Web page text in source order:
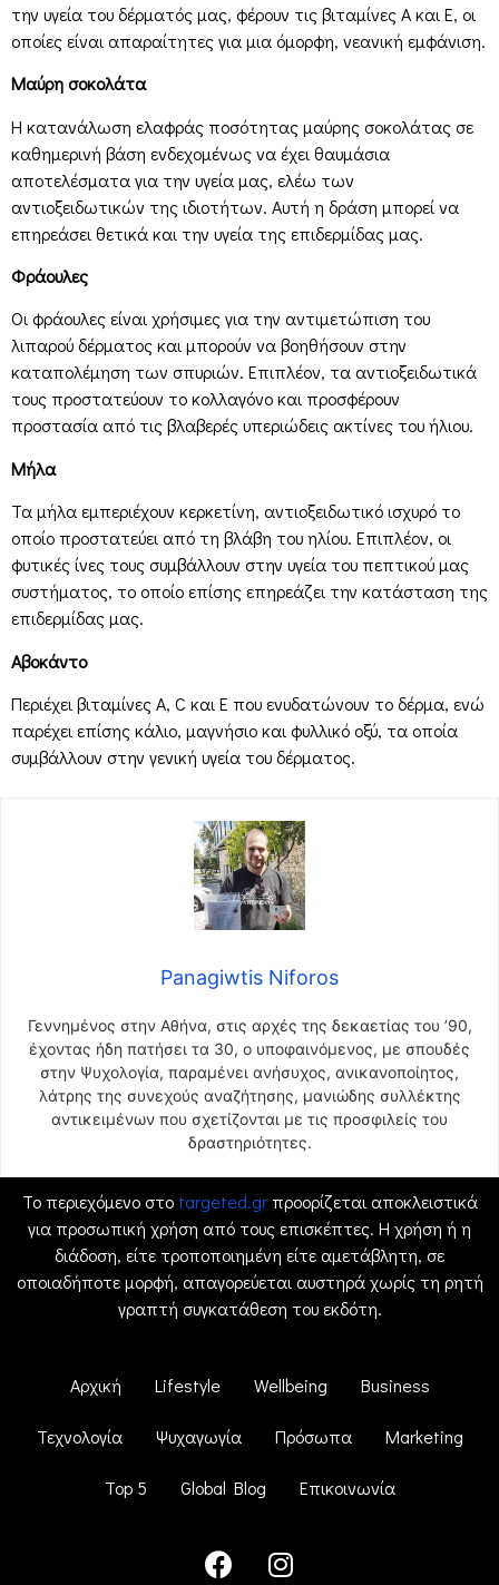
την υγεία του δέρματός μας, φέρουν τις βιταμίνες Α και Ε, οι
οποίες είναι απαραίτητες για μια όμορφη, νεανική εμφάνιση.
Μαύρη σοκολάτα
Η κατανάλωση ελαφράς ποσότητας μαύρης σοκολάτας σε
καθημερινή βάση ενδεχομένως να έχει θαυμάσια
αποτελέσματα για την υγεία μας, ελέω των
αντιοξειδωτικών της ιδιοτήτων. Αυτή η δράση μπορεί να
επηρεάσει θετικά και την υγεία της επιδερμίδας μας.
Φράουλες
Οι φράουλες είναι χρήσιμες για την αντιμετώπιση του
λιπαρού δέρματος και μπορούν να βοηθήσουν στην
καταπολέμηση των σπυριών. Επιπλέον, τα αντιοξειδωτικά
τους προστατεύουν το κολλαγόνο και προσφέρουν
προστασία από τις βλαβερές υπεριώδεις ακτίνες του ήλιου.
Μήλα
Τα μήλα εμπεριέχουν κερκετίνη, αντιοξειδωτικό ισχυρό το
οποίο προστατεύει από τη βλάβη του ηλίου. Επιπλέον, οι
φυτικές ίνες τους συμβάλλουν στην υγεία του πεπτικού μας
συστήματος, το οποίο επίσης επηρεάζει την κατάσταση της
επιδερμίδας μας.
Αβοκάντο
Περιέχει βιταμίνες Α, C και Ε που ενυδατώνουν το δέρμα, ενώ
παρέχει επίσης κάλιο, μαγνήσιο και φυλλικό οξύ, τα οποία
συμβάλλουν στην γενική υγεία του δέρματος.
Panagiwtis Niforos
Γεννημένος στην Αθήνα, στις αρχές της δεκαετίας του ’90,
έχοντας ήδη πατήσει τα 30, ο υποφαινόμενος, με σπουδές
στην Ψυχολογία, παραμένει ανήσυχος, ανικανοποίητος,
λάτρης της συνεχούς αναζήτησης, μανιώδης συλλέκτης
αντικειμένων που σχετίζονται με τις προσφιλείς του
δραστηριότητες.
Το περιεχόμενο στο targeted.grπροορίζεται αποκλειστικά
για προσωπική χρήση από τους επισκέπτες. Η χρήση ή η
διάδοση, είτε τροποποιημένη είτε αμετάβλητη, σε
οποιαδήποτε μορφή, απαγορεύεται αυστηρά χωρίς τη ρητή
γραπτή συγκατάθεση του εκδότη.
Αρχική Lifestyle Wellbeing Business
Τεχνολογία Ψυχαγωγία Πρόσωπα Marketing
Top 5 Global Blog Επικοινωνία